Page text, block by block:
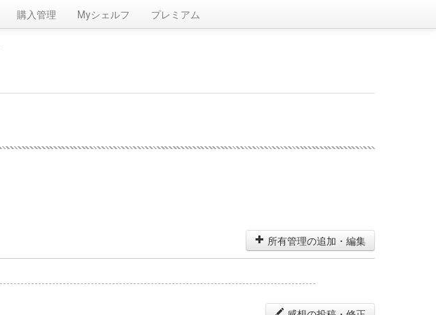
購入管理 Myシェルフ プレミアム
所有管理の追加・編集